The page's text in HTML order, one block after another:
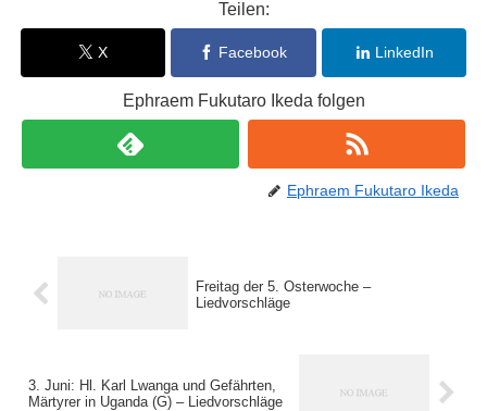
Teilen:
X Facebook LinkedIn
Ephraem Fukutaro Ikeda folgen
Ephraem Fukutaro Ikeda
Freitag der 5. Osterwoche –
Liedvorschläge
3. Juni: Hl. Karl Lwanga und Gefährten,
Märtyrer in Uganda (G) – Liedvorschläge